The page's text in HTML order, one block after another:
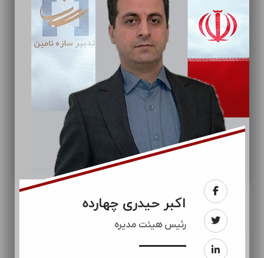
اکبر حیدری چهارده
رئيس هیئت مدیره